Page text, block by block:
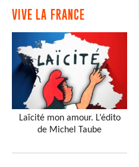
VIVE LA FRANCE
Laïcité mon amour. L’édito
de Michel Taube